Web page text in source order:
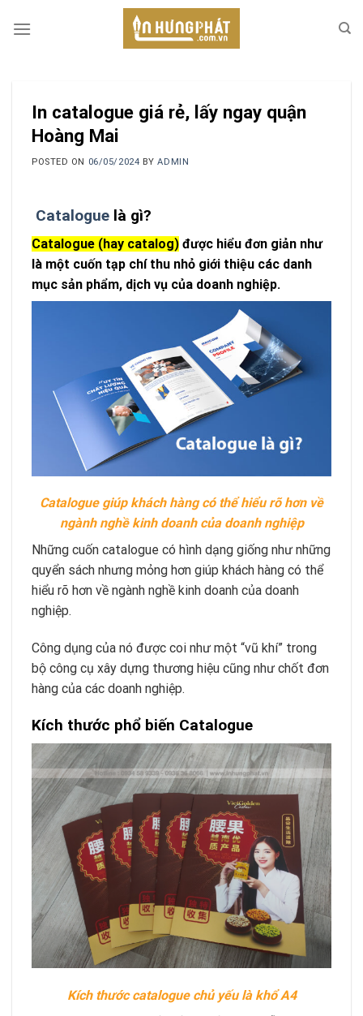
In catalogue giá rẻ, lấy ngay quận
Hoàng Mai
POSTED ON 06/05/2024 BYADMIN
Catalogue là gì?
Catalogue (hay catalog) được hiểu đơn giản như
là một cuốn tạp chí thu nhỏ giới thiệu các danh
mục sản phẩm, dịch vụ của doanh nghiệp.
Catalogue giúp khách hàng có thể hiểu rõ hơn về
ngành nghề kinh doanh của doanh nghiệp
Những cuốn catalogue có hình dạng giống như những
quyển sách nhưng mỏng hơn giúp khách hàng có thể
hiểu rõ hơn về ngành nghề kinh doanh của doanh
nghiệp.
Công dụng của nó được coi như một “vũ khí” trong
bộ công cụ xây dựng thương hiệu cũng như chốt đơn
hàng của các doanh nghiệp.
Kích thước phổ biến Catalogue
Kích thước catalogue chủ yếu là khổ A4